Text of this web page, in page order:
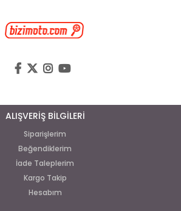
ALIŞVERİŞ BİLGİLERİ
Siparişlerim
Beğendiklerim
İade Taleplerim
Kargo Takip
Hesabım